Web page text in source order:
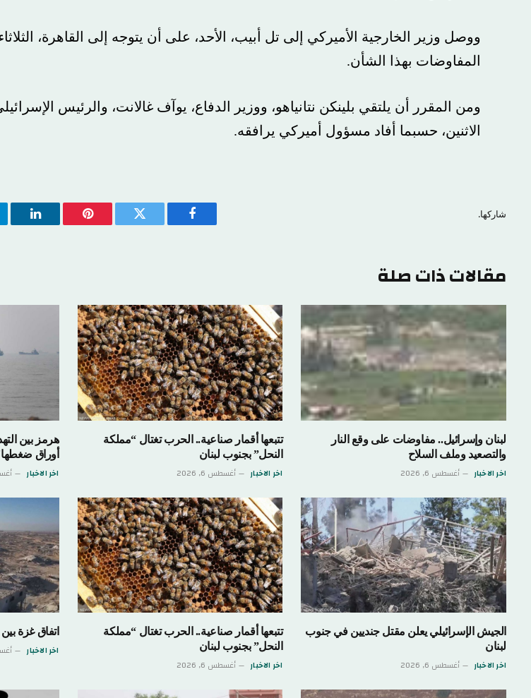
ووصل وزير الخارجية الأميركي إلى تل أبيب، الأحد، على أن يتوجه إلى القاهرة،
المفاوضات بهذا الشأن.
ومن المقرر أن يلتقي بلينكن نتانياهو، ووزير الدفاع، يوآف غالانت، والرئيس
الاثنين، حسبما أفاد مسؤول أميركي يرافقه.
شاركها.
فيسبوك
تويتر بينتيريستلينكدإن
مقالات ذات صلة
لبنان وإسرائيل.. مفاوضات على وقع النار
والتصعيد وملف السلاح
اخر الاخبار أغسطس 6, 2026
تتبعها أقمار صناعية.. الحرب تغتال “مملكة
النحل” بجنوب لبنان
اخر الاخبار أغسطس 6, 2026
هرمز بين
أوراق
اخر الاخبار
الجيش الإسرائيلي يعلن مقتل جنديين في جنوب
لبنان
اخر الاخبار أغسطس 6, 2026
تتبعها أقمار صناعية.. الحرب تغتال “مملكة
النحل” بجنوب لبنان
اخر الاخبار أغسطس 6, 2026
اتفاق غزة
اخر الاخبار